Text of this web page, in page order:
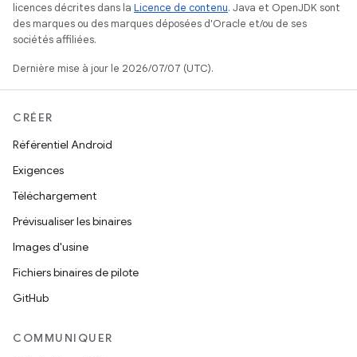
licences décrites dans la Licence de contenu. Java et OpenJDK sont
des marques ou des marques déposées d'Oracle et/ou de ses
sociétés affiliées.
Dernière mise à jour le 2026/07/07 (UTC).
CRÉER
Référentiel Android
Exigences
Téléchargement
Prévisualiser les binaires
Images d'usine
Fichiers binaires de pilote
GitHub
COMMUNIQUER